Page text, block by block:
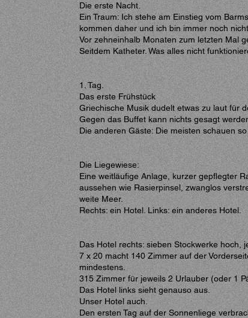
Die erste Nacht.
Ein Traum: Ich stehe am Einstieg vom
kommen daher und ich bin immer noch
Vor zehneinhalb Monaten zum letzten Mal
Seitdem Katheter. Was alles nicht
1. Tag.
Das erste Frühstück
Griechische Musik dudelt etwas zu laut für
Gegen das Buffet kann nichts gesagt
Die anderen Gäste: Die meisten schauen
Die Liegewiese:
Eine weitläufige Anlage, kurzer gepflegter
aussehen wie Rasierpinsel, zwanglos
weite Meer.
Rechts: ein Hotel. Links: ein anderes Hotel.
Das Hotel rechts: sieben Stockwerke hoch,
7 x 20 macht 140 Zimmer auf der
mindestens.
315 Zimmer für jeweils 2 Urlauber (oder 1
Das Hotel links sieht genauso aus.
Unser Hotel auch.
Den ersten Tag auf der Sonnenliege